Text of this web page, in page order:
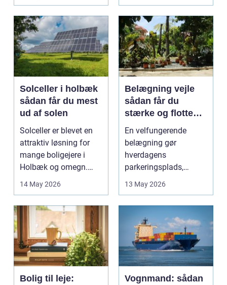
Solceller i holbæk
sådan får du mest
ud af solen
Solceller er blevet en
attraktiv løsning for
mange boligejere i
Holbæk og omegn.
Flere ønsker at sæn...
14 May 2026
Belægning vejle
sådan får du
stærke og flotte
udendørs arealer
En velfungerende
belægning gør
hverdagens
parkeringsplads,
terrasse eller
gårdsplads både pæn
og pra...
13 May 2026
Bolig til leje:
Vognmand: sådan